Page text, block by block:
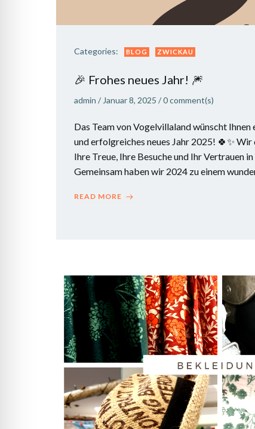
Categories: BLOG ZWICKAU
🎉 Frohes neues Jahr! 🎆
admin / Januar 8, 2025 /0comment(s)
Das Team von Vogelvillaland wünscht Ihnen
und erfolgreiches neues Jahr 2025! 🍀✨
Ihre Treue, Ihre Besuche und Ihr Vertrauen
Gemeinsam haben wir 2024 zu einem
READ MORE